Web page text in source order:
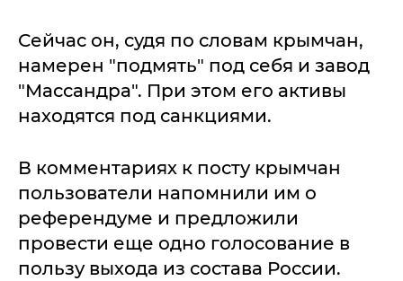
Сейчас он, судя по словам крымчан,
намерен "подмять" под себя и завод
"Массандра". При этом его активы
находятся под санкциями.
В комментариях к посту крымчан
пользователи напомнили им о
референдуме и предложили
провести еще одно голосование в
пользу выхода из состава России.